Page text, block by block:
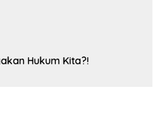
Hukum Kita?!